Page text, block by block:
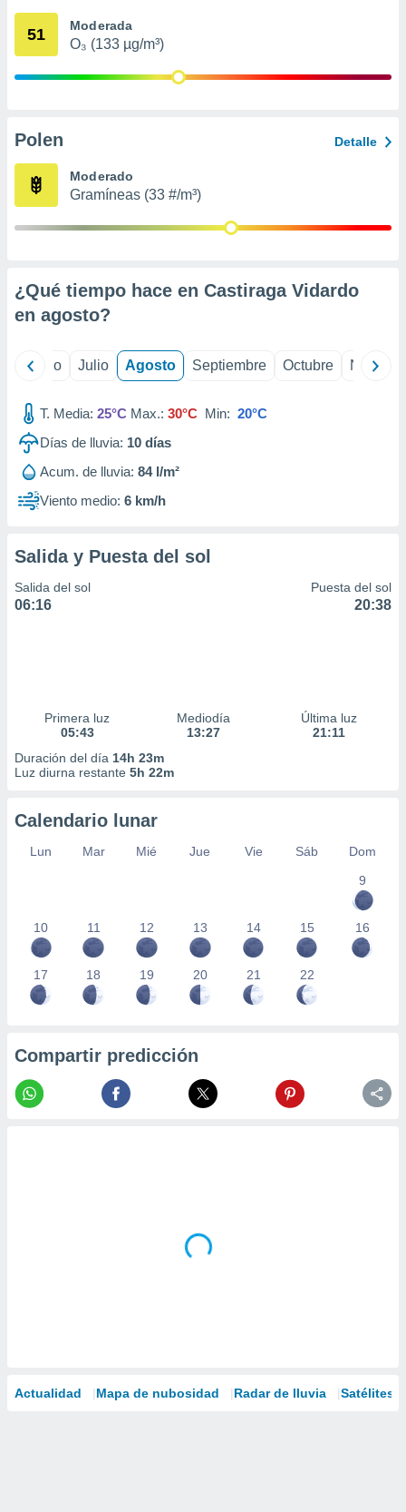
mediante
publicidad
de
51 Moderada
O₃ (133 µg/m³)
Polen Detalle
Moderado
Gramíneas (33 #/m³)
¿Qué tiempo hace en Castiraga Vidardo
en agosto?
Junio Julio Agosto Septiembre Octubre
T. Media: 25°C Max.: 30°C Min: 20°C
Días de lluvia: 10 días
Acum. de lluvia: 84 l/m²
Viento medio: 6 km/h
Salida y Puesta del sol
Salida del sol
06:16
Puesta del sol
20:38
Primera luz
05:43
Mediodía
13:27
Última luz
21:11
Duración del día 14h 23m
Luz diurna restante 5h 22m
Calendario lunar
Lun Mar Mié Jue Vie Sáb
Dom
9
10 11 12 13 14 15 16
17 18 19 20 21 22
Compartir predicción
Actualidad Mapa de nubosidad Radar de lluvia Satélites